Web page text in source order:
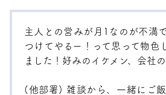
主人との営みが月1なのが不満
つけてやるー！って思って物色
ました！好みのイケメン、会社の
(他部署) 雑談から、一緒にご